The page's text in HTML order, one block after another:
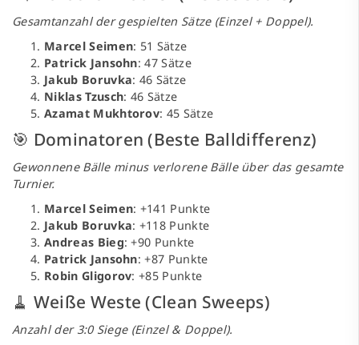
Gesamtanzahl der gespielten Sätze (Einzel + Doppel).
Marcel Seimen: 51 Sätze
Patrick Jansohn: 47 Sätze
Jakub Boruvka: 46 Sätze
Niklas Tzusch: 46 Sätze
Azamat Mukhtorov: 45 Sätze
🎯 Dominatoren (Beste Balldifferenz)
Gewonnene Bälle minus verlorene Bälle über das gesamte
Turnier.
Marcel Seimen: +141 Punkte
Jakub Boruvka: +118 Punkte
Andreas Bieg: +90 Punkte
Patrick Jansohn: +87 Punkte
Robin Gligorov: +85 Punkte
🧹 Weiße Weste (Clean Sweeps)
Anzahl der 3:0 Siege (Einzel & Doppel).